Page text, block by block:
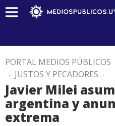
PORTAL MEDIOS PÚBLICOS
. JUSTOS Y PECADORES .
Javier Milei
argentina y
extrema